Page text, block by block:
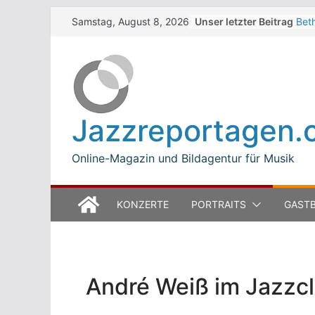
SkipSamstag, August 8, 2026 Unser letzter Beitrag
Online-Magazin und Bildagentur für Musik
KONZERTE PORTRAITS
André Weiß im